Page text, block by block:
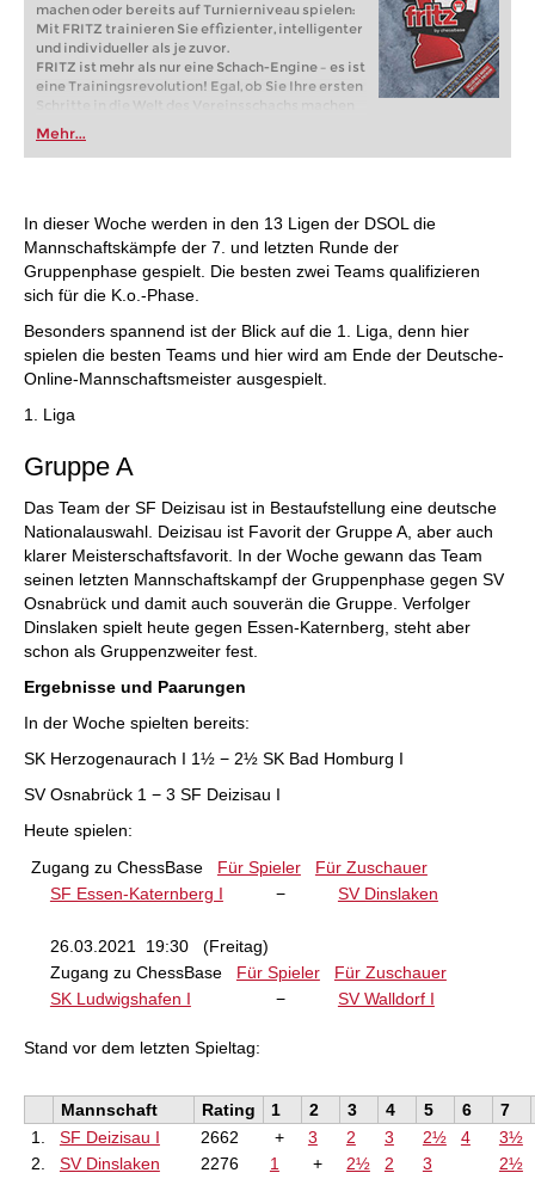
machen oder bereits auf Turnierniveau spielen:
Mit FRITZ trainieren Sie effizienter, intelligenter
und individueller als je zuvor.
FRITZ ist mehr als nur eine Schach-Engine – es ist
eine Trainingsrevolution! Egal, ob Sie Ihre ersten
Schritte in die Welt des Vereinsschachs machen
oder bereits auf Turnierniveau spielen: Mit
FRITZ trainieren Sie effizienter, intelligenter und
individueller als je zuvor.
Mehr...
In dieser Woche werden in den 13 Ligen der DSOL die
Mannschaftskämpfe der 7. und letzten Runde der
Gruppenphase gespielt. Die besten zwei Teams qualifizieren
sich für die K.o.-Phase.
Besonders spannend ist der Blick auf die 1. Liga, denn hier
spielen die besten Teams und hier wird am Ende der Deutsche-
Online-Mannschaftsmeister ausgespielt.
1. Liga
Gruppe A
Das Team der SF Deizisau ist in Bestaufstellung eine deutsche
Nationalauswahl. Deizisau ist Favorit der Gruppe A, aber auch
klarer Meisterschaftsfavorit. In der Woche gewann das Team
seinen letzten Mannschaftskampf der Gruppenphase gegen SV
Osnabrück und damit auch souverän die Gruppe. Verfolger
Dinslaken spielt heute gegen Essen-Katernberg, steht aber
schon als Gruppenzweiter fest.
Ergebnisse und Paarungen
In der Woche spielten bereits:
SK Herzogenaurach I 1½ − 2½ SK Bad Homburg I
SV Osnabrück 1 − 3 SF Deizisau I
Heute spielen:
Zugang zu ChessBase Für Spieler
Für Zuschauer
SF Essen-Katernberg I
− SV Dinslaken
26.03.2021 19:30 (Freitag)
Zugang zu ChessBase Für Spieler
Für Zuschauer
SK Ludwigshafen I
− SV Walldorf I
Stand vor dem letzten Spieltag:
Mannschaft Rating 1 2 3 4 5 6
7
1.
SF Deizisau I 2662 + 3 2 3 2½ 4
3½
2.
SV Dinslaken 2276 1 + 2½ 2 3
2½